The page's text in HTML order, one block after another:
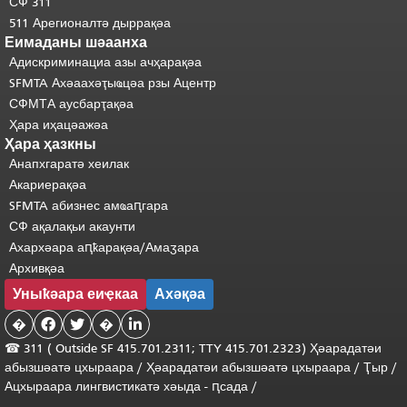
511 Арегионалтә дыррақәа
Еимаданы шәаанха
Адискриминациа азы ачҳарақәа
SFMTA Ахәаахәҭыҩцәа рзы Ацентр
СФМТА аусбарҭақәа
Ҳара иҳацәажәа
Ҳара ҳазкны
Анапхгаратә хеилак
Акариерақәа
SFMTA абизнес амҩаԥгара
СФ ақалақьи акаунти
Ахархәара аԥҟарақәа/Амаӡара
Архивқәа
Уныҟәара еиҿкаа Ахәқәа
�   � 
☎ 311 ( Outside SF 415.701.2311; TTY 415.701.2323) Ҳәарадатәи
абызшәатә цхыраара / Ҳәарадатәи абызшәатә цхыраара / Ҭыр /
Ацхыраара лингвистикатә хәыда - ԥсада /